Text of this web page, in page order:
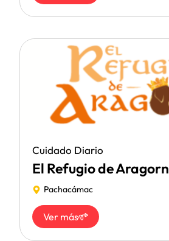
Cuidado Diario
El Refugio de Aragorn
Pachacámac
Ver más